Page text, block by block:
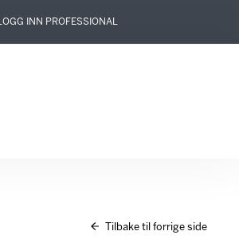
LOGG INN PROFESSIONAL
Tilbake til forrige side